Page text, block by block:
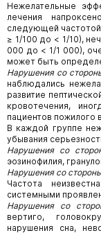
Нежелательные
лечения
следующей частотой
≥ 1/100 до < 1/10),
000 до < 1/1 000),
может быть
Нарушения со
наблюдались
развитие
кровотечения,
пациентов пожилого
В каждой группе
убывания
Нарушения со
эозинофилия,
Нарушения со
Частота
системными
Нарушения со
вертиго,
нарушения сна,